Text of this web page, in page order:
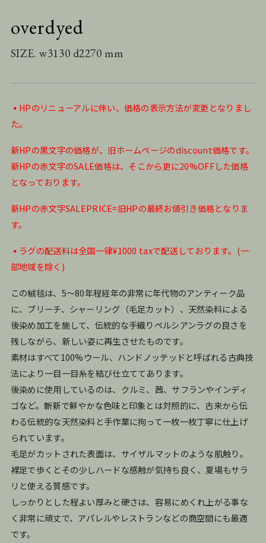
overdyed
SIZE. w3130 d2270 mm
▪️HPのリニューアルに伴い、価格の表示方法が変更となりまし
た。
新HPの黒文字の価格が、旧ホームページのdiscount価格です。
新HPの赤文字のSALE価格は、そこから更に20%OFFした価格
となっております。
新HPの赤文字SALEPRICE=旧HPの最終お値引き価格となりま
す。
▪️ラグの配送料は全国一律¥1000 taxで配送しております。(一
部地域を除く)
この絨毯は、5〜80年程経年の非常に年代物のアンティーク品
に、ブリーチ、シャーリング（毛足カット）、天然染料による
後染め加工を施して、伝統的な手織りペルシアンラグの良さを
残しながら、新しい姿に再生させたものです。
素材はすべて100%ウール、ハンドノッテッドと呼ばれる古典技
法により一目一目糸を結び仕立ててあります。
後染めに使用しているのは、クルミ、茜、サフランやインディ
ゴなど。斬新で鮮やかな色味と印象とは対照的に、古来から伝
わる伝統的な天然染料と手作業に拘って一枚一枚丁寧に仕上げ
られています。
毛足がカットされた表面は、サイザルマットのような肌触り。
裸足で歩くとその少しハードな感触が気持ち良く、夏場もサラ
リと使える質感です。
しっかりとした程よい厚みと硬さは、容易にめくれ上がる事な
く非常に頑丈で、アパレルやレストランなどの商空間にも最適
です。